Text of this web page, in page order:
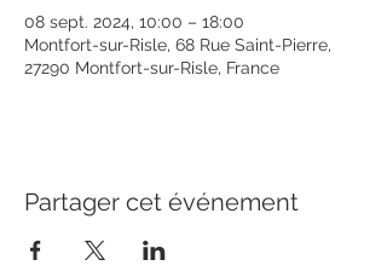
08 sept. 2024, 10:00 – 18:00
Montfort-sur-Risle, 68 Rue Saint-Pierre,
27290 Montfort-sur-Risle, France
Partager cet événement